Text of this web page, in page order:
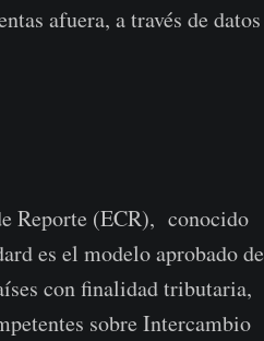
afuera, a través de datos
Reporte (ECR), conocido
es el modelo aprobado de
con finalidad tributaria,
sobre Intercambio